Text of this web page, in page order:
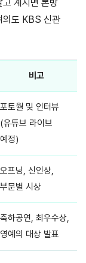
고 계시면 본방
의도 KBS 신관
비고
포토월 및 인터뷰
(유튜브 라이브
예정)
오프닝, 신인상,
부문별 시상
축하공연, 최우수상,
영예의 대상 발표